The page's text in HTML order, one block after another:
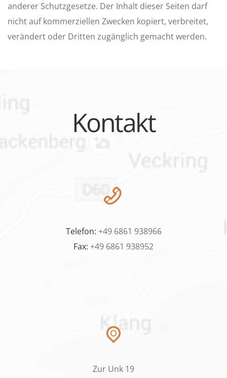
anderer Schutzgesetze. Der Inhalt dieser Seiten darf
nicht auf kommerziellen Zwecken kopiert, verbreitet,
verändert oder Dritten zugänglich gemacht werden.
Kontakt
Telefon: +49 6861 938966
Fax: +49 6861 938952
Zur Unk 19